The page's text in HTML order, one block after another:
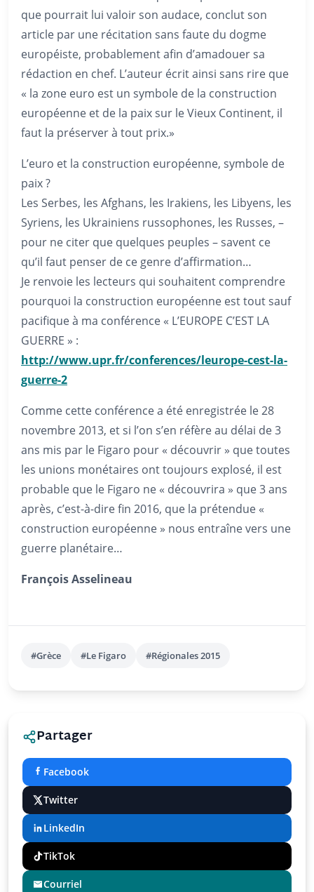
que pourrait lui valoir son audace, conclut son
article par une récitation sans faute du dogme
européiste, probablement afin d’amadouer sa
rédaction en chef. L’auteur écrit ainsi sans rire que
« la zone euro est un symbole de la construction
européenne et de la paix sur le Vieux Continent, il
faut la préserver à tout prix.»
L’euro et la construction européenne, symbole de
paix ?
Les Serbes, les Afghans, les Irakiens, les Libyens, les
Syriens, les Ukrainiens russophones, les Russes, –
pour ne citer que quelques peuples – savent ce
qu’il faut penser de ce genre d’affirmation…
Je renvoie les lecteurs qui souhaitent comprendre
pourquoi la construction européenne est tout sauf
pacifique à ma conférence « L’EUROPE C’EST LA
GUERRE » :
http://www.upr.fr/conferences/leurope-cest-la-
guerre-2
Comme cette conférence a été enregistrée le 28
novembre 2013, et si l’on s’en réfère au délai de 3
ans mis par le Figaro pour « découvrir » que toutes
les unions monétaires ont toujours explosé, il est
probable que le Figaro ne « découvrira » que 3 ans
après, c’est-à-dire fin 2016, que la prétendue «
construction européenne » nous entraîne vers une
guerre planétaire…
François Asselineau
#Grèce #Le Figaro #Régionales 2015
Partager
Facebook
Twitter
LinkedIn
TikTok
Courriel